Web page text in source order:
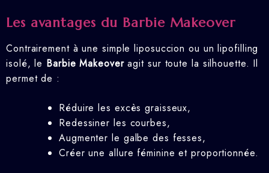
Les avantages du Barbie Makeover
Contrairement à une simple liposuccion ou un lipofilling
isolé, le Barbie Makeoveragit sur toute la silhouette. Il
permet de :
Réduire les excès graisseux,
Redessiner les courbes,
Augmenter le galbe des fesses,
Créer une allure féminine et proportionnée.